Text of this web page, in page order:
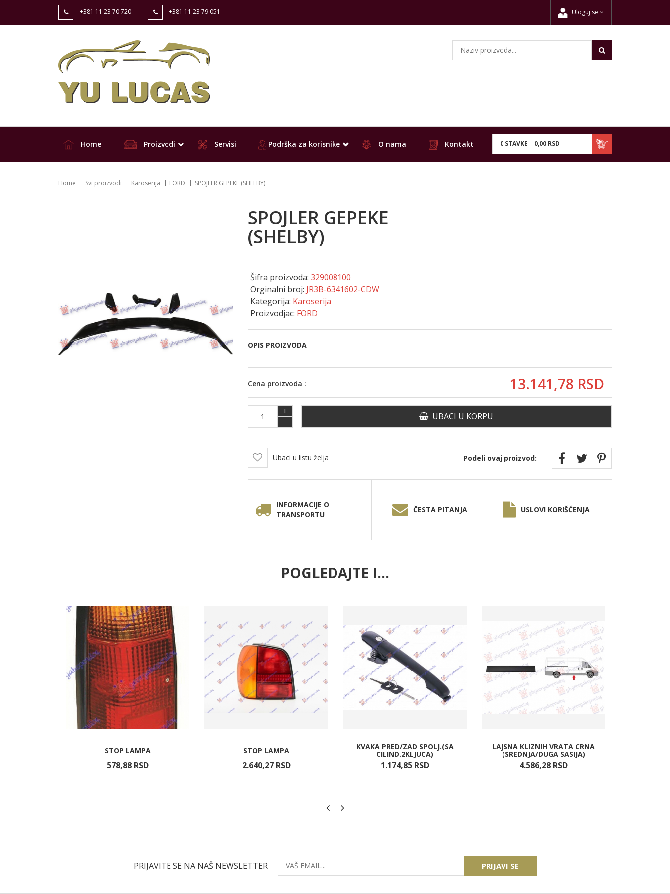
+381 11 23 70 720 +381 11 23 79 051 Uloguj se
0 STAVKE 0,00 RSD
Home Proizvodi Servisi Podrška za korisnike O nama Kontakt
Home Svi proizvodi Karoserija FORD SPOJLER GEPEKE (SHELBY)
SPOJLER GEPEKE
(SHELBY)
Šifra proizvoda: 329008100
Orginalni broj: JR3B-6341602-CDW
Kategorija: Karoserija
Proizvodjac: FORD
OPIS PROIZVODA
Cena proizvoda : 13.141,78 RSD
+
-
UBACI U KORPU
Ubaci u listu želja Podeli ovaj proizvod:
INFORMACIJE O
TRANSPORTU
ČESTA PITANJA USLOVI KORIŠĆENJA
POGLEDAJTE I...
STOP LAMPA
578,88 RSD
STOP LAMPA
2.640,27 RSD
KVAKA PRED/ZAD SPOLJ.(SA
CILIND.2KLJUCA)
1.174,85 RSD
LAJSNA KLIZNIH VRATA CRNA
(SREDNJA/DUGA SASIJA)
4.586,28 RSD
PRIJAVITE SE NA NAŠ NEWSLETTER PRIJAVI SE